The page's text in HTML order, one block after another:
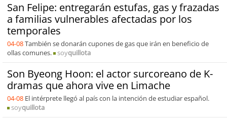
San Felipe: entregarán estufas, gas y frazadas
a familias vulnerables afectadas por los
temporales
04-08También se donarán cupones de gas que irán en beneficio de
ollas comunes.
soyquillota
Son Byeong Hoon: el actor surcoreano de K-
dramas que ahora vive en Limache
04-08 El intérprete llegó al país con la intención de estudiar español.
soyquillota